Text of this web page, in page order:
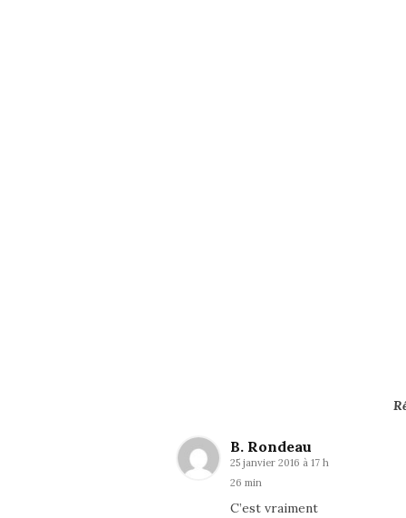
B. Rondeau
25 janvier 2016 à 17 h
26 min
C’est vraiment